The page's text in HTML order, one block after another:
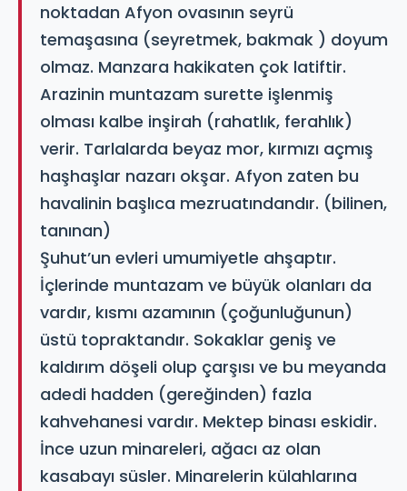
noktadan Afyon ovasının seyrü
temaşasına (seyretmek, bakmak ) doyum
olmaz. Manzara hakikaten çok latiftir.
Arazinin muntazam surette işlenmiş
olması kalbe inşirah (rahatlık, ferahlık)
verir. Tarlalarda beyaz mor, kırmızı açmış
haşhaşlar nazarı okşar. Afyon zaten bu
havalinin başlıca mezruatındandır. (bilinen,
tanınan)
Şuhut’un evleri umumiyetle ahşaptır.
İçlerinde muntazam ve büyük olanları da
vardır, kısmı azamının (çoğunluğunun)
üstü topraktandır. Sokaklar geniş ve
kaldırım döşeli olup çarşısı ve bu meyanda
adedi hadden (gereğinden) fazla
kahvehanesi vardır. Mektep binası eskidir.
İnce uzun minareleri, ağacı az olan
kasabayı süsler. Minarelerin külahlarına